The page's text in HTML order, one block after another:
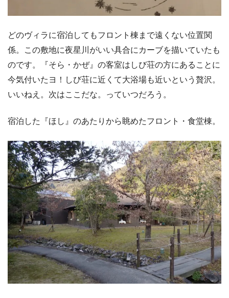
どのヴィラに宿泊してもフロント棟まで遠くない位置関
係。この敷地に夜星川がいい具合にカーブを描いていたも
のです。『そら・かぜ』の客室はしび荘の方にあることに
今気付いたヨ！しび荘に近くて大浴場も近いという贅沢。
いいねえ。次はここだな。っていつだろう。
宿泊した『ほし』のあたりから眺めたフロント・食堂棟。